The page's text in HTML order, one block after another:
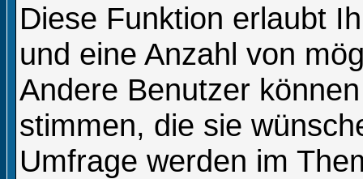
Diese Funktion erlaubt
und eine Anzahl von
Andere Benutzer
stimmen, die sie
Umfrage werden im